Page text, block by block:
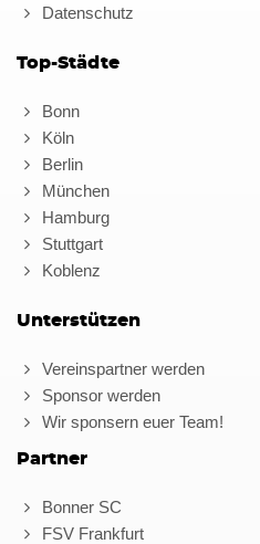
Datenschutz
Top-Städte
Bonn
Köln
Berlin
München
Hamburg
Stuttgart
Koblenz
Unterstützen
Vereinspartner werden
Sponsor werden
Wir sponsern euer Team!
Partner
Bonner SC
FSV Frankfurt